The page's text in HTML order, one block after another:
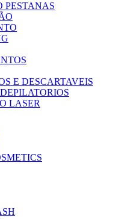
PESTANAS
E DESCARTAVEIS
LASER